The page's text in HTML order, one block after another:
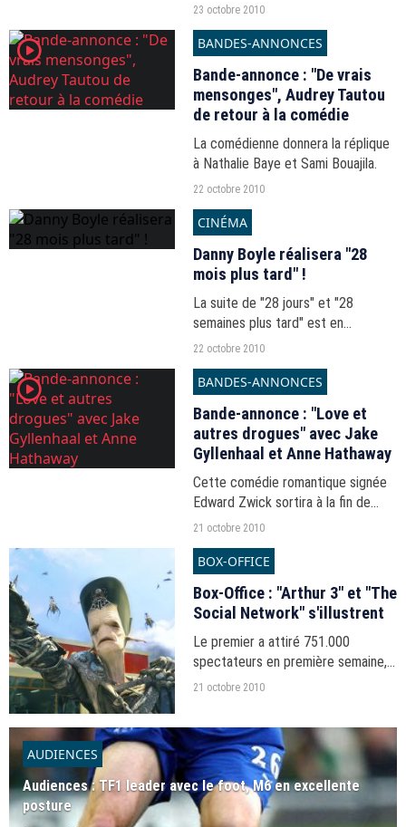
chose au passage : Jean Dujardin
apparaissant quelques minutes.
23 octobre 2010
player2 BANDES-ANNONCES
Bande-annonce : "De vrais
mensonges", Audrey Tautou
de retour à la comédie
La comédienne donnera la réplique
à Nathalie Baye et Sami Bouajila.
22 octobre 2010
CINÉMA
Danny Boyle réalisera "28
mois plus tard" !
La suite de "28 jours" et "28
semaines plus tard" est en
développement.
22 octobre 2010
player2 BANDES-ANNONCES
Bande-annonce : "Love et
autres drogues" avec Jake
Gyllenhaal et Anne Hathaway
Cette comédie romantique signée
Edward Zwick sortira à la fin de
l'année.
21 octobre 2010
BOX-OFFICE
Box-Office : "Arthur 3" et "The
Social Network" s'illustrent
Le premier a attiré 751.000
spectateurs en première semaine,
le second près d'un demi-million de
21 octobre 2010
AUDIENCES
Audiences : TF1 leader avec le foot, M6 en excellente
posture